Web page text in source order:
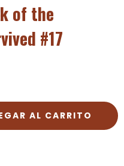
of the
#17